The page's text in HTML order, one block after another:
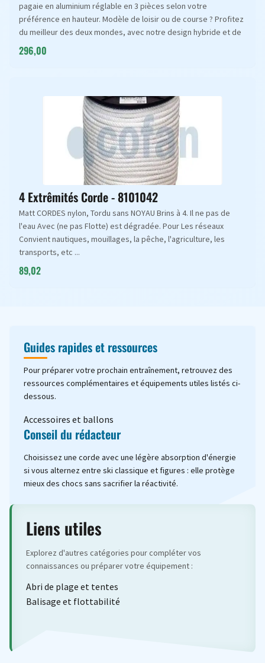
pagaie en aluminium réglable en 3 pièces selon votre
préférence en hauteur. Modèle de loisir ou de course ? Profitez
du meilleur des deux mondes, avec notre design hybride et de
296,00
4 Extrêmités Corde - 8101042
Matt CORDES nylon, Tordu sans NOYAU Brins à 4. Il ne pas de
l'eau Avec (ne pas Flotte) est dégradée. Pour Les réseaux
Convient nautiques, mouillages, la pêche, l'agriculture, les
transports, etc ...
89,02
Guides rapides et ressources
Pour préparer votre prochain entraînement, retrouvez des
ressources complémentaires et équipements utiles listés ci-
dessous.
Accessoires et ballons
Conseil du rédacteur
Choisissez une corde avec une légère absorption d'énergie
si vous alternez entre ski classique et figures : elle protège
mieux des chocs sans sacrifier la réactivité.
Liens utiles
Explorez d'autres catégories pour compléter vos
connaissances ou préparer votre équipement :
Abri de plage et tentes
Balisage et flottabilité